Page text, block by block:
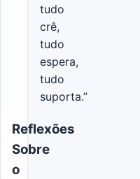
tudo
crê,
tudo
espera,
tudo
suporta.”
Reflexões
Sobre
o